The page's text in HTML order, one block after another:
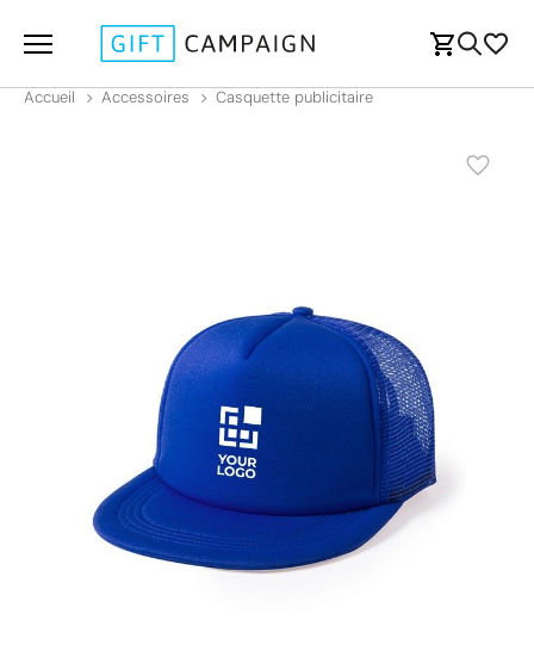
Accueil Accessoires Casquette publicitaire